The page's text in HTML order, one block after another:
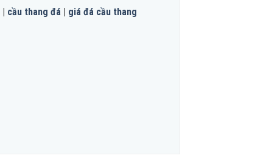
| cầu thang đá | giá đá cầu thang